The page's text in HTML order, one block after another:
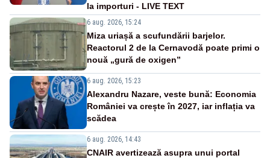
la importuri - LIVE TEXT
6 aug. 2026, 15:24
Miza uriașă a scufundării barjelor.
Reactorul 2 de la Cernavodă poate primi o
nouă „gură de oxigen”
6 aug. 2026, 15:23
Alexandru Nazare, veste bună: Economia
României va crește în 2027, iar inflația va
scădea
6 aug. 2026, 14:43
CNAIR avertizează asupra unui portal